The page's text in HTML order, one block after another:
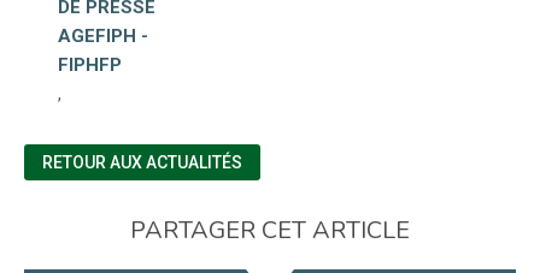
DE PRESSE
AGEFIPH -
FIPHFP
,
RETOUR AUX ACTUALITÉS
PARTAGER CET ARTICLE